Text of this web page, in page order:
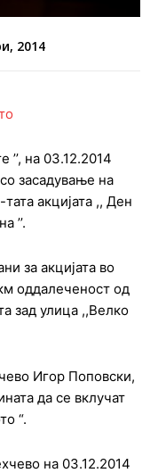
2014
’’, на 03.12.2014
засадување на
акцијата ,, Ден
’’.
за акцијата во
оддалеченост од
зад улица ,,Велко
Игор Поповски,
да се вклучат
“.
на 03.12.2014